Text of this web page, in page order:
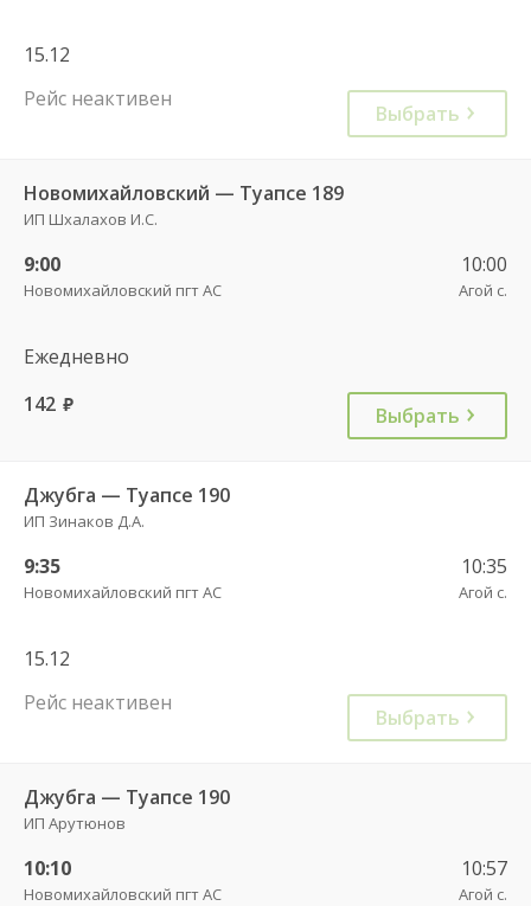
15.12
Рейс неактивен
Выбрать
Новомихайловский — Туапсе 189
ИП Шхалахов И.С.
9:00
Новомихайловский пгт АС
10:00
Агой с.
Ежедневно
142 руб. Выбрать
Джубга — Туапсе 190
ИП Зинаков Д.А.
9:35
Новомихайловский пгт АС
10:35
Агой с.
15.12
Рейс неактивен
Выбрать
Джубга — Туапсе 190
ИП Арутюнов
10:10
Новомихайловский пгт АС
10:57
Агой с.